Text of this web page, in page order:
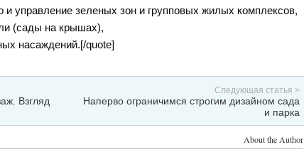
и управление зеленых зон и групповых жилых комплексов,
(сады на крышах),
насаждений.[/quote]
Взгляд
Следующая статья >
Наперво ограничимся строгим дизайном сада
и парка
About the Author